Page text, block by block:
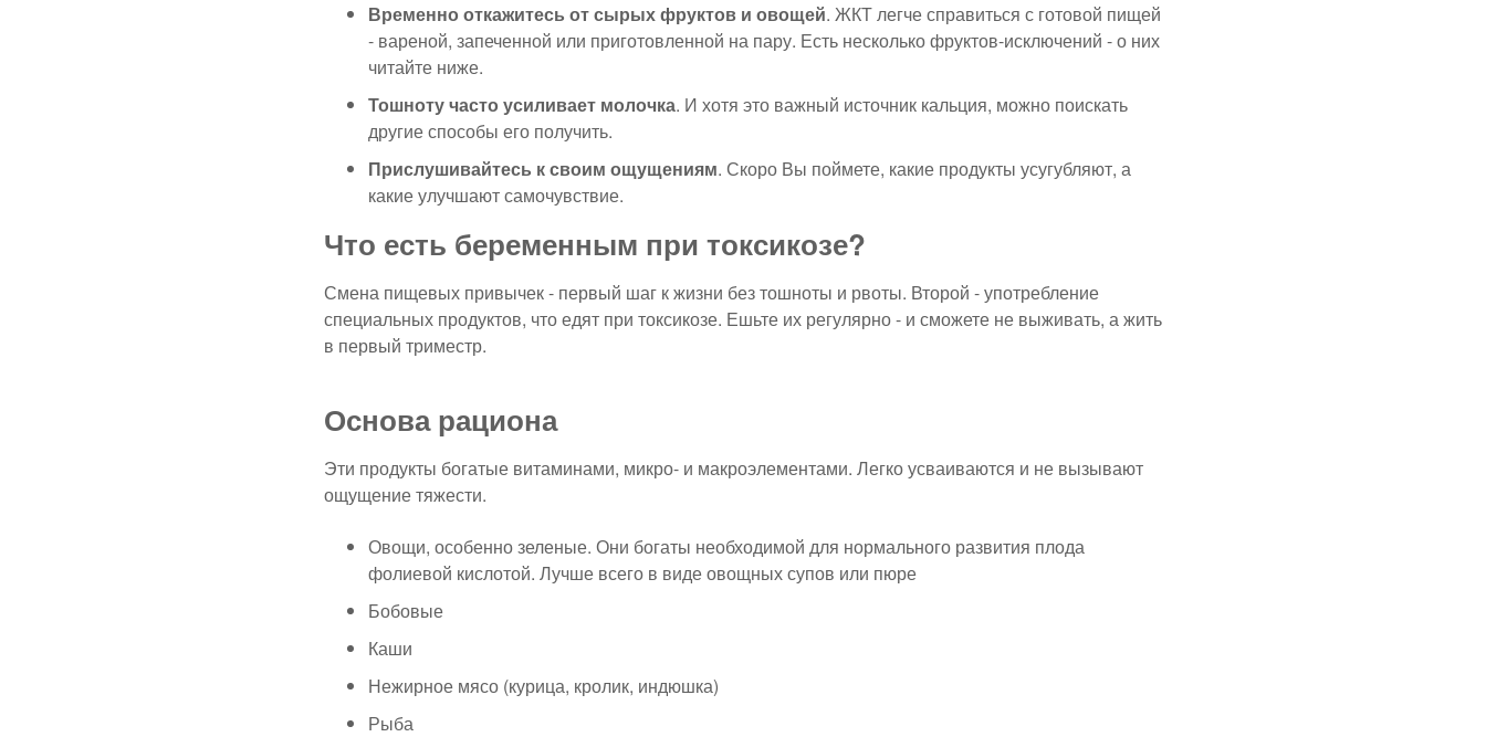
Временно откажитесь от сырых фруктов и овощей. ЖКТ легче справиться с готовой пищей
- вареной, запеченной или приготовленной на пару. Есть несколько фруктов-исключений - о них
читайте ниже.
Тошноту часто усиливает молочка. И хотя это важный источник кальция, можно поискать
другие способы его получить.
Прислушивайтесь к своим ощущениям. Скоро Вы поймете, какие продукты усугубляют, а
какие улучшают самочувствие.
Что есть беременным при токсикозе?
Смена пищевых привычек - первый шаг к жизни без тошноты и рвоты. Второй - употребление
специальных продуктов, что едят при токсикозе. Ешьте их регулярно - и сможете не выживать, а жить
в первый триместр.
Основа рациона
Эти продукты богатые витаминами, микро- и макроэлементами. Легко усваиваются и не вызывают
ощущение тяжести.
Овощи, особенно зеленые. Они богаты необходимой для нормального развития плода
фолиевой кислотой. Лучше всего в виде овощных супов или пюре
Бобовые
Каши
Нежирное мясо (курица, кролик, индюшка)
Рыба